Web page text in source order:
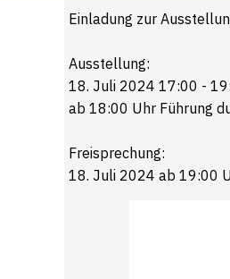
Einladung zur
Ausstellung:
18. Juli 2024 17:00 -
ab 18:00 Uhr Führung
Freisprechung:
18. Juli 2024 ab 19:00